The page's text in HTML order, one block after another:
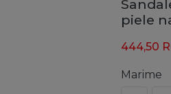
piele
444,50
Marime